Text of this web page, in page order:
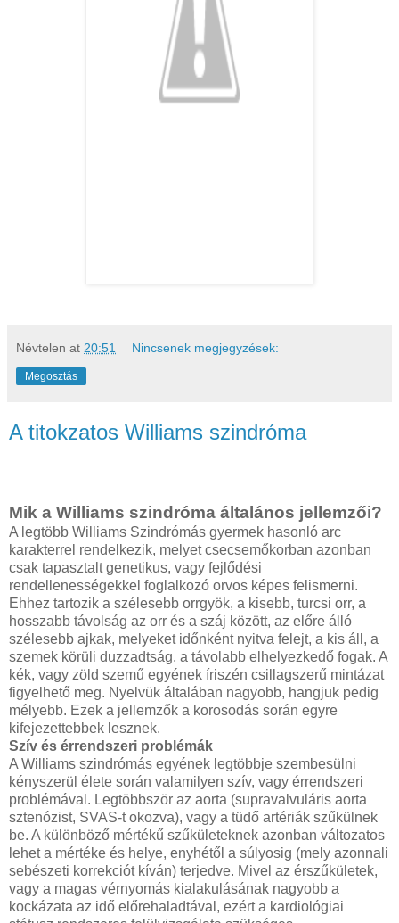
Névtelen at 20:51 Nincsenek megjegyzések:
Megosztás
A titokzatos Williams szindróma
Mik a Williams szindróma általános jellemzői?
A legtöbb Williams Szindrómás gyermek hasonló arc
karakterrel rendelkezik, melyet csecsemőkorban azonban
csak tapasztalt genetikus, vagy fejlődési
rendellenességekkel foglalkozó orvos képes felismerni.
Ehhez tartozik a szélesebb orrgyök, a kisebb, turcsi orr, a
hosszabb távolság az orr és a száj között, az előre álló
szélesebb ajkak, melyeket időnként nyitva felejt, a kis áll, a
szemek körüli duzzadtság, a távolabb elhelyezkedő fogak. A
kék, vagy zöld szemű egyének íriszén csillagszerű mintázat
figyelhető meg. Nyelvük általában nagyobb, hangjuk pedig
mélyebb. Ezek a jellemzők a korosodás során egyre
kifejezettebbek lesznek.
Szív és érrendszeri problémák
A Williams szindrómás egyének legtöbbje szembesülni
kényszerül élete során valamilyen szív, vagy érrendszeri
problémával. Legtöbbször az aorta (supravalvuláris aorta
sztenózist, SVAS-t okozva), vagy a tüdő artériák szűkülnek
be. A különböző mértékű szűkületeknek azonban változatos
lehet a mértéke és helye, enyhétől a súlyosig (mely azonnali
sebészeti korrekciót kíván) terjedve. Mivel az érszűkületek,
vagy a magas vérnyomás kialakulásának nagyobb a
kockázata az idő előrehaladtával, ezért a kardiológiai